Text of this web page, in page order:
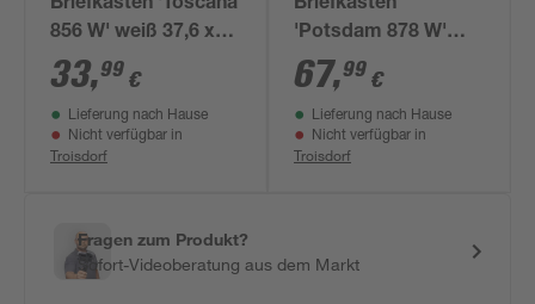
Briefkasten 'Toscana
856 W' weiß 37,6 x
33 x 10,6 cm
33,99 €
Lieferung nach Hause
Nicht verfügbar in
Troisdorf
Briefkasten
'Potsdam 878 W'
weiß 36,2 x 32,2 x 10
cm
67,99 €
Lieferung nach Hause
Nicht verfügbar in
Troisdorf
Fragen zum Produkt?
Sofort-Videoberatung aus dem Markt